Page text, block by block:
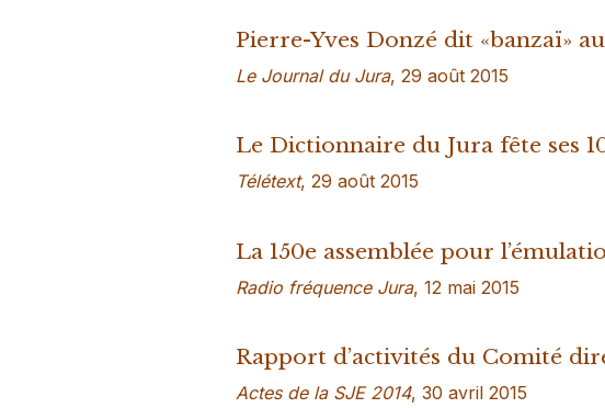
Pierre-Yves Donzé dit «banzaï»
Le Journal du Jura, 29 août 2015
Le Dictionnaire du Jura fête ses
Télétext, 29 août 2015
La 150e assemblée pour
Radio fréquence Jura, 12 mai 2015
Rapport d’activités du Comité
Actes de la SJE 2014, 30 avril 2015